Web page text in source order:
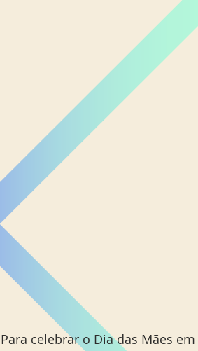
Para celebrar o Dia das Mães